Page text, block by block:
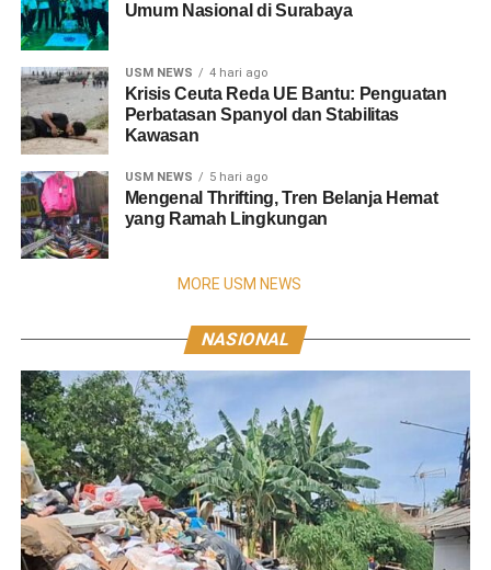
Umum Nasional di Surabaya
USM NEWS 4 hari ago
Krisis Ceuta Reda UE Bantu: Penguatan
Perbatasan Spanyol dan Stabilitas
Kawasan
USM NEWS 5 hari ago
Mengenal Thrifting, Tren Belanja Hemat
yang Ramah Lingkungan
MORE USM NEWS
NASIONAL